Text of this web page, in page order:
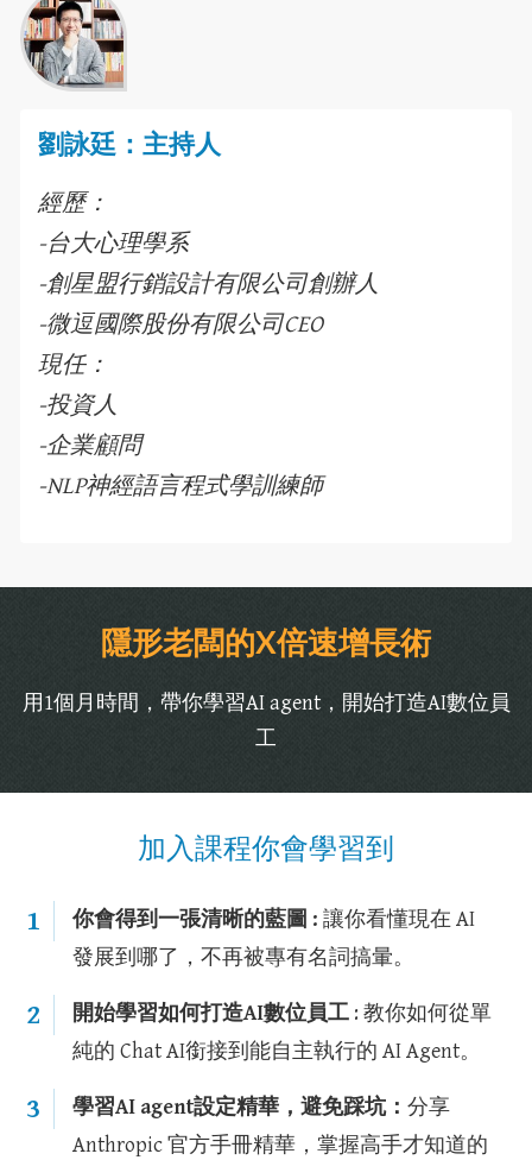
劉詠廷：主持人
經歷：
-台大心理學系
-創星盟行銷設計有限公司創辦人
-微逗國際股份有限公司CEO
現任：
-投資人
-企業顧問
-NLP神經語言程式學訓練師
隱形老闆的X倍速增長術
用1個月時間，帶你學習AI agent，開始打造AI數位員
工
加入課程你會學習到
1 你會得到一張清晰的藍圖 : 讓你看懂現在 AI
發展到哪了，不再被專有名詞搞暈。
2 開始學習如何打造AI數位員工 : 教你如何從單
純的 Chat AI銜接到能自主執行的 AI Agent。
3 學習AI agent設定精華，避免踩坑： 分享
Anthropic 官方手冊精華，掌握高手才知道的